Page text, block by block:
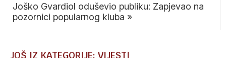
Joško Gvardiol oduševio publiku: Zapjevao na
pozornici popularnog kluba »
JOŠ IZ KATEGORIJE: VIJESTI